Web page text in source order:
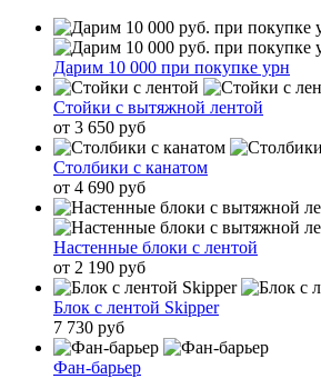
Дарим 10 000 при покупке урн
Стойки с вытяжной лентой
от 3 650 руб
Столбики с канатом
от 4 690 руб
Настенные блоки с лентой
от 2 190 руб
Блок с лентой Skipper
7 730 руб
Фан-барьер